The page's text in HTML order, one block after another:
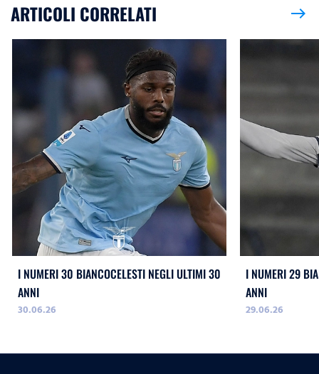
ARTICOLI CORRELATI east
I NUMERI 30 BIANCOCELESTI NEGLI ULTIMI 30
ANNI
30.06.26
I NUMERI 29
ANNI
29.06.26